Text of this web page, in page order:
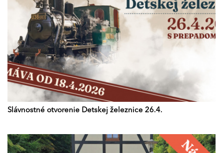
Slávnostné otvorenie Detskej železnice 26.4.